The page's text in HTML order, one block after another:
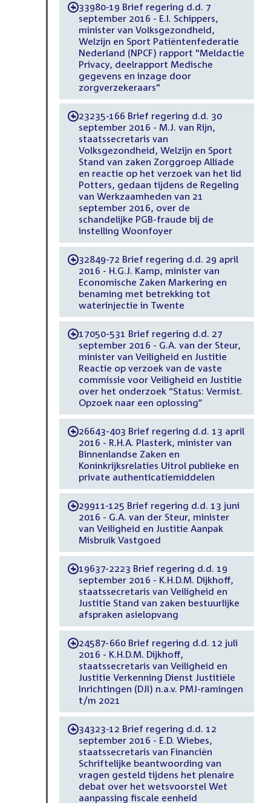
-33980-19 Brief regering d.d. 7
september 2016 - E.I. Schippers,
minister van Volksgezondheid,
Welzijn en Sport Patiëntenfederatie
Nederland (NPCF) rapport "Meldactie
Privacy, deelrapport Medische
gegevens en inzage door
zorgverzekeraars"
-23235-166 Brief regering d.d. 30
september 2016 - M.J. van Rijn,
staatssecretaris van
Volksgezondheid, Welzijn en Sport
Stand van zaken Zorggroep Alliade
en reactie op het verzoek van het lid
Potters, gedaan tijdens de Regeling
van Werkzaamheden van 21
september 2016, over de
schandelijke PGB-fraude bij de
instelling Woonfoyer
-32849-72 Brief regering d.d. 29 april
2016 - H.G.J. Kamp, minister van
Economische Zaken Markering en
benaming met betrekking tot
waterinjectie in Twente
-17050-531 Brief regering d.d. 27
september 2016 - G.A. van der Steur,
minister van Veiligheid en Justitie
Reactie op verzoek van de vaste
commissie voor Veiligheid en Justitie
over het onderzoek “Status: Vermist.
Opzoek naar een oplossing”
-26643-403 Brief regering d.d. 13 april
2016 - R.H.A. Plasterk, minister van
Binnenlandse Zaken en
Koninkrijksrelaties Uitrol publieke en
private authenticatiemiddelen
-29911-125 Brief regering d.d. 13 juni
2016 - G.A. van der Steur, minister
van Veiligheid en Justitie Aanpak
Misbruik Vastgoed
-19637-2223 Brief regering d.d. 19
september 2016 - K.H.D.M. Dijkhoff,
staatssecretaris van Veiligheid en
Justitie Stand van zaken bestuurlijke
afspraken asielopvang
-24587-660 Brief regering d.d. 12 juli
2016 - K.H.D.M. Dijkhoff,
staatssecretaris van Veiligheid en
Justitie Verkenning Dienst Justitiële
Inrichtingen (DJI) n.a.v. PMJ-ramingen
t/m 2021
-34323-12 Brief regering d.d. 12
september 2016 - E.D. Wiebes,
staatssecretaris van Financiën
Schriftelijke beantwoording van
vragen gesteld tijdens het plenaire
debat over het wetsvoorstel Wet
aanpassing fiscale eenheid